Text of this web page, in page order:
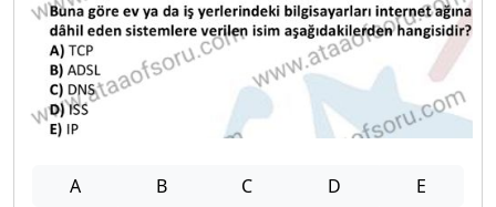
A B C D E